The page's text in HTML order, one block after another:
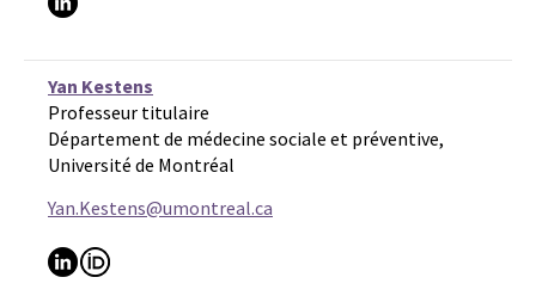
Yan Kestens
Professeur titulaire
Département de médecine sociale et préventive,
Université de Montréal
Yan.Kestens@umontreal.ca